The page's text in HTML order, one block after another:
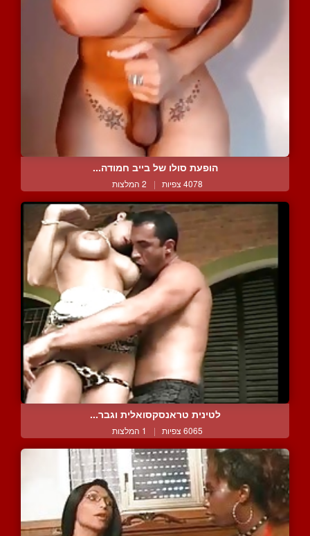
הופעת סולו של בייב חמודה...
4078 צפיות | 2 המלצות
לטינית טראנסקסואלית וגבר...
6065 צפיות | 1 המלצות